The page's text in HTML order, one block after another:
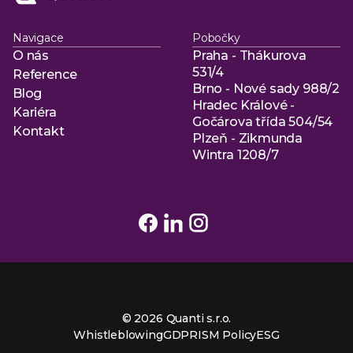
Navigace
O nás
O nás
Reference
Reference
Blog
Blog
Kariéra
Kariéra
Kontakt
Pobočky
Praha - Thákurova
531/4
Brno - Nové sady 988/2
Hradec Králové -
Gočárova třída 504/54
Plzeň - Zikmunda
Wintra 1208/7
WhistleblowingGDPRISM PolicyESG
© 2026 Quanti s.r.o.